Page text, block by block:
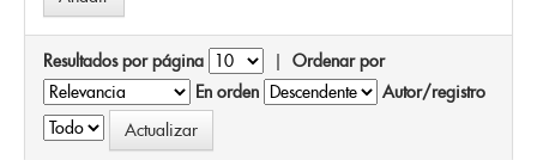
Resultados por página | Ordenar por
En orden
Autor/registro